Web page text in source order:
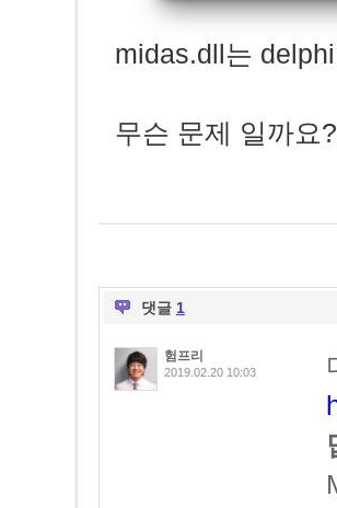
midas.dll는
무슨 문제 일까요?
댓글 1
험프리
2019.02.20 10:03